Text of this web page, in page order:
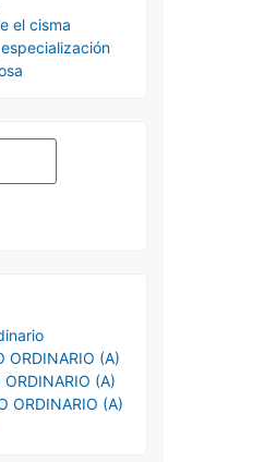
el cisma
ORDINARIO (A)
(A)
ORDINARIO (A)